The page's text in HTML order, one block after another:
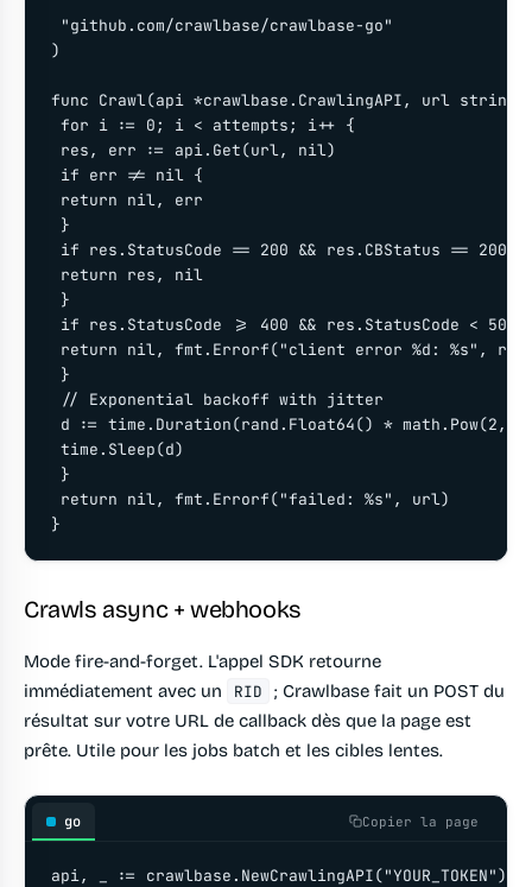
"github.com/crawlbase/crawlbase-go"
)
func Crawl(api *crawlbase.CrawlingAPI, url
for i := 0; i < attempts; i++ {
res, err := api.Get(url, nil)
if err != nil {
return nil, err
}
if res.StatusCode == 200 && res.CBStatus == 200 {
return res, nil
}
if res.StatusCode >= 400 && res.StatusCode < 500
return nil, fmt.Errorf("client error %d: %s",
}
// Exponential backoff with jitter
d := time.Duration(rand.Float64() *
time.Sleep(d)
}
return nil, fmt.Errorf("failed: %s", url)
Crawls async + webhooks
Mode fire-and-forget. L'appel SDK retourne
immédiatement avec un
RID
; Crawlbase fait un POST du
résultat sur votre URL de callback dès que la page est
prête. Utile pour les jobs batch et les cibles lentes.
go Copier la page
api, _ := crawlbase.NewCrawlingAPI("YOUR_TOKEN")